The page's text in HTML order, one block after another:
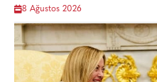
8 Ağustos 2026